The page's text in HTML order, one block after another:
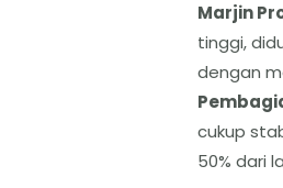
Marjin
tinggi,
dengan
cukup
50% dari